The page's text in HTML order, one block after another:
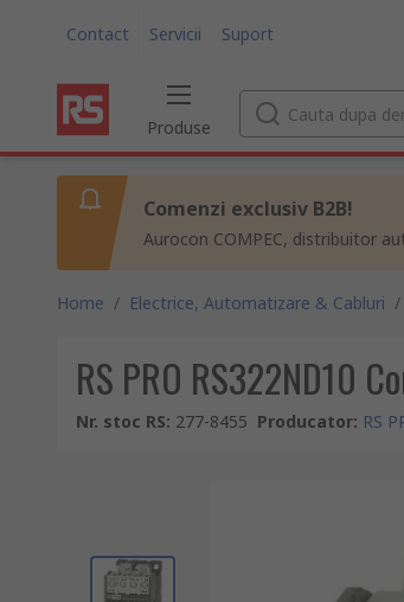
Contact Servicii Suport
Produse
Comenzi exclusiv B2B!
Aurocon COMPEC, distribuitor
Home / Electrice, Automatizare & Cabluri /
RS PRO RS322ND10
Nr. stoc RS: 277-8455 Producator: RS